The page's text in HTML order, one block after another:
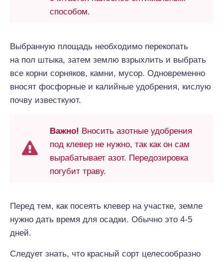
способом.
Выбранную площадь необходимо перекопать
на пол штыка, затем землю взрыхлить и выбрать
все корни сорняков, камни, мусор. Одновременно
вносят фосфорные и калийные удобрения, кислую
почву известкуют.
Важно! Вносить азотные удобрения
под клевер не нужно, так как он сам
вырабатывает азот. Передозировка
погубит траву.
Перед тем, как посеять клевер на участке, земле
нужно дать время для осадки. Обычно это 4-5
дней.
Следует знать, что красный сорт целесообразно